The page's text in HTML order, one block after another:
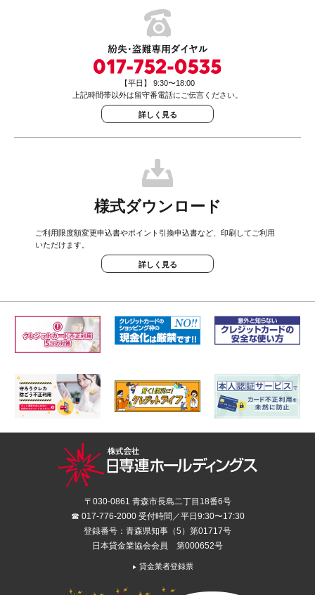
【平日】 9:30〜18:00
上記時間帯以外は留守番電話にご伝言ください。
詳しく見る
様式ダウンロード
ご利用限度額変更申込書やポイント引換申込書など、印刷してご利用
いただけます。
詳しく見る
〒030-0861 青森市長島二丁目18番6号
☎ 017-776-2000 受付時間／平日9:30〜17:30
登録番号：青森県知事（5）第01717号
日本貸金業協会会員 第000652号
▶ 貸金業者登録票